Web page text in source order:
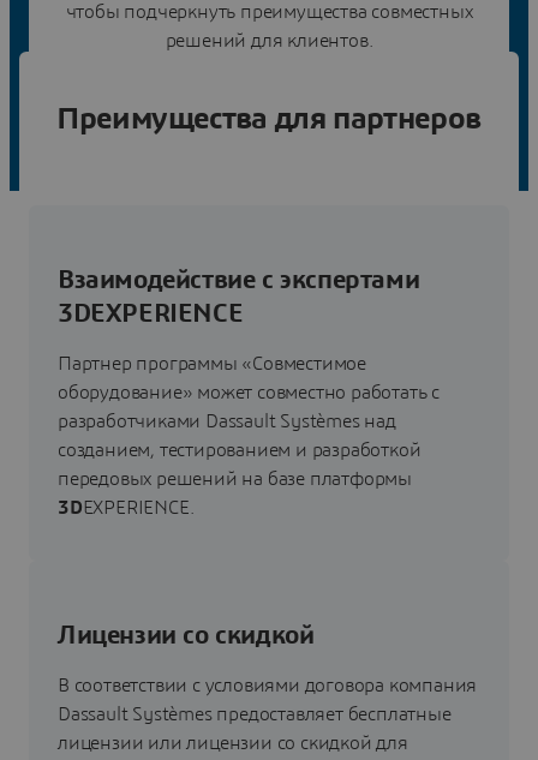
чтобы подчеркнуть преимущества совместных
решений для клиентов.
Преимущества для партнеров
Взаимодействие с экспертами
3DEXPERIENCE
Партнер программы «Совместимое
оборудование» может совместно работать с
разработчиками Dassault Systèmes над
созданием, тестированием и разработкой
передовых решений на базе платформы
3DEXPERIENCE.
Лицензии со скидкой
В соответствии с условиями договора компания
Dassault Systèmes предоставляет бесплатные
лицензии или лицензии со скидкой для